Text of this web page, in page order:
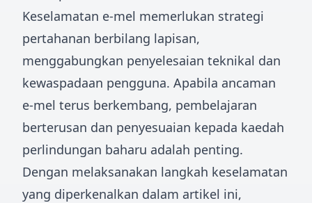
Keselamatan e-mel memerlukan strategi
pertahanan berbilang lapisan,
menggabungkan penyelesaian teknikal dan
kewaspadaan pengguna. Apabila ancaman
e-mel terus berkembang, pembelajaran
berterusan dan penyesuaian kepada kaedah
perlindungan baharu adalah penting.
Dengan melaksanakan langkah keselamatan
yang diperkenalkan dalam artikel ini,